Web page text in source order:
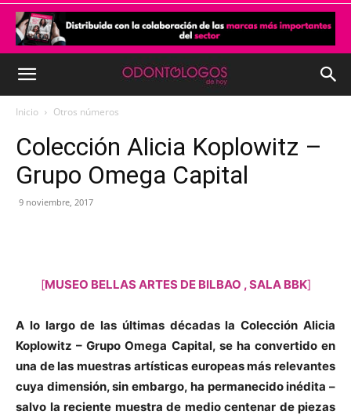
Inicio Otros números
Colección Alicia Koplowitz –
Grupo Omega Capital
9 noviembre, 2017
[MUSEO BELLAS ARTES DE BILBAO , SALA BBK]
A lo largo de las últimas décadas la Colección Alicia
Koplowitz – Grupo Omega Capital, se ha convertido en
una de las muestras artísticas europeas más relevantes
cuya dimensión, sin embargo, ha permanecido inédita –
salvo la reciente muestra de medio centenar de piezas